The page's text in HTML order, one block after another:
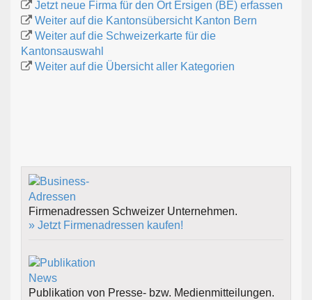
Jetzt neue Firma für den Ort Ersigen (BE) erfassen
Weiter auf die Kantonsübersicht Kanton Bern
Weiter auf die Schweizerkarte für die
Kantonsauswahl
Weiter auf die Übersicht aller Kategorien
Firmenadressen Schweizer Unternehmen.
» Jetzt Firmenadressen kaufen!
Publikation von Presse- bzw. Medienmitteilungen.